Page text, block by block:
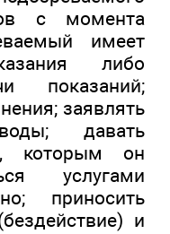
с момента
имеет
либо
показаний;
заявлять
давать
которым он
услугами
приносить
и